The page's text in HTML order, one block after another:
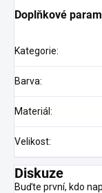
Doplňkové
Kategorie:
Barva:
Materiál :
Velikost:
Diskuze
Buďte první, kdo